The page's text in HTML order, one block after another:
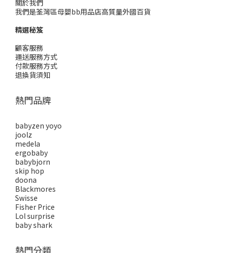
關於我們
我們是荃灣區母嬰bb用品店高質量外國百貨
精選秘笈
顧客服務
運送服務方式
付款服務方式
退換貨須知
熱門品牌
babyzen yoyo
joolz
medela
ergobaby
babybjorn
skip hop
doona
Blackmores
Swisse
Fisher Price
Lol surprise
baby shark
熱門分類